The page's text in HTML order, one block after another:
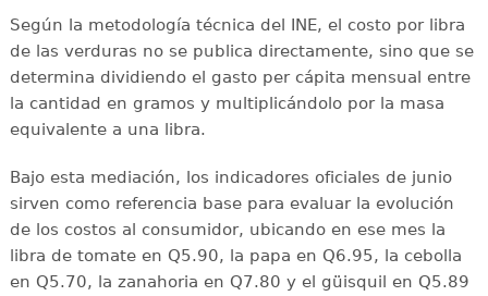
Según la metodología técnica del INE, el costo por libra
de las verduras no se publica directamente, sino que se
determina dividiendo el gasto per cápita mensual entre
la cantidad en gramos y multiplicándolo por la masa
equivalente a una libra.
Bajo esta mediación, los indicadores oficiales de junio
sirven como referencia base para evaluar la evolución
de los costos al consumidor, ubicando en ese mes la
libra de tomate en Q5.90, la papa en Q6.95, la cebolla
en Q5.70, la zanahoria en Q7.80 y el güisquil en Q5.89